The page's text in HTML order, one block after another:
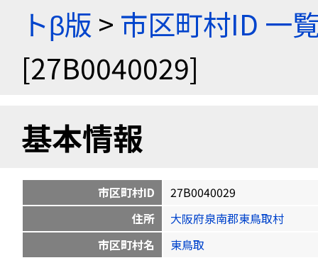
トβ版 > 市区町村ID 一
[27B0040029]
基本情報
市区町村ID
27B0040029
住所
大阪府泉南郡東鳥取村
市区町村名
東鳥取